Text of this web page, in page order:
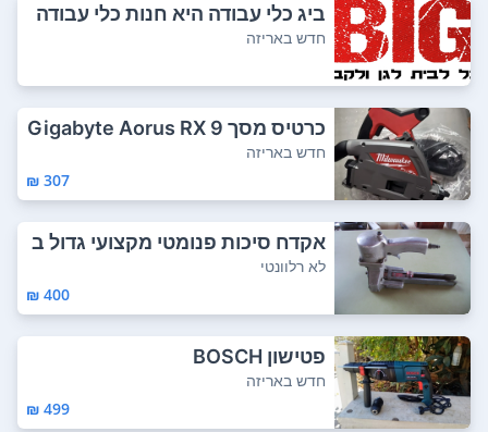
ביג כלי עבודה היא חנות כלי עבודה
מקצועית...
חדש באריזה
כרטיס מסך Gigabyte Aorus RX 9
070 XT Elit...
חדש באריזה
307 ₪
אקדח סיכות פנומטי מקצועי גדול ב
מצב מעולה...
לא רלוונטי
400 ₪
פטישון BOSCH
חדש באריזה
499 ₪